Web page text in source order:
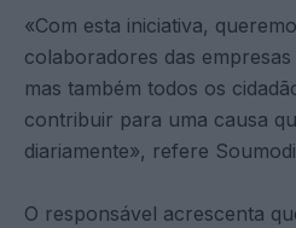
«Com esta iniciativa,
colaboradores das
mas também todos os
contribuir para uma causa
diariamente», refere
O responsável acrescenta